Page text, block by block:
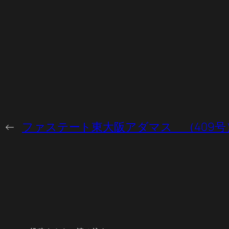
← ファステート東大阪アダマス （409号